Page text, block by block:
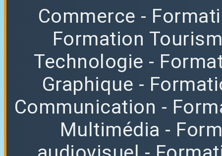
Commerce -
Formation
Technologie -
Graphique -
Communication -
Multimédia -